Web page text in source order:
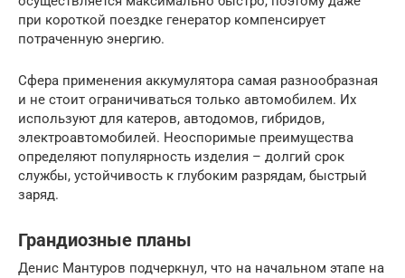
при короткой поездке генератор компенсирует
потраченную энергию.
Сфера применения аккумулятора самая разнообразная
и не стоит ограничиваться только автомобилем. Их
используют для катеров, автодомов, гибридов,
электроавтомобилей. Неоспоримые преимущества
определяют популярность изделия – долгий срок
службы, устойчивость к глубоким разрядам, быстрый
заряд.
Грандиозные планы
Денис Мантуров подчеркнул, что на начальном этапе на